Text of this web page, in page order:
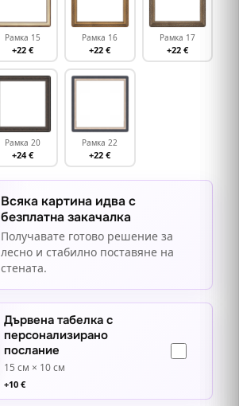
Рамка 15
+22 €
Рамка 16
+22 €
Рамка 17
+22 €
Рамка 20
+24 €
Рамка 22
+22 €
Всяка картина идва с
безплатна закачалка
Получавате готово решение за
лесно и стабилно поставяне на
стената.
Дървена табелка с
персонализирано
послание
15 см × 10 см
+10 €